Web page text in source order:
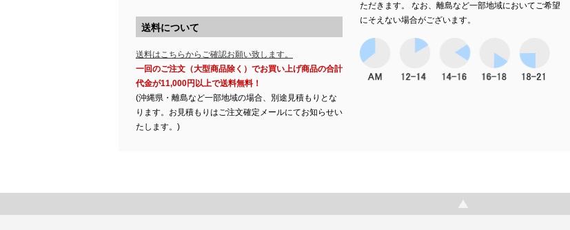
送料について
送料はこちらからご確認お願い致します。
一回のご注文（大型商品除く）でお買い上げ商品の合計
代金が11,000円以上で送料無料！
(沖縄県・離島など一部地域の場合、別途見積もりとな
ります。お見積もりはご注文確定メールにてお知らせい
たします。)
ただきます。 なお、離島など一部地域においてご希望
にそえない場合がございます。